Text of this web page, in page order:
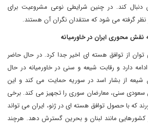
دنبال کند. در چنین شرایطی نوعی مشروعیت برای
گرفته می شود که منتقدان نگران آن هستند.
توان از توافق هسته ای اخیر جدا کرد. در حال حاضر
دارد و رقابت شیعه و سنی در خاورمیانه در حال
از بشار اسد در سوریه حمایت می کند و این
سعودی سنی، معارضان سوری را تجهیز می کند. برخی
که با حصول توافق هسته ای در ژنو، ایران می تواند
کشورهایی مانند لبنان و بحرین گسترش دهد. هرچند